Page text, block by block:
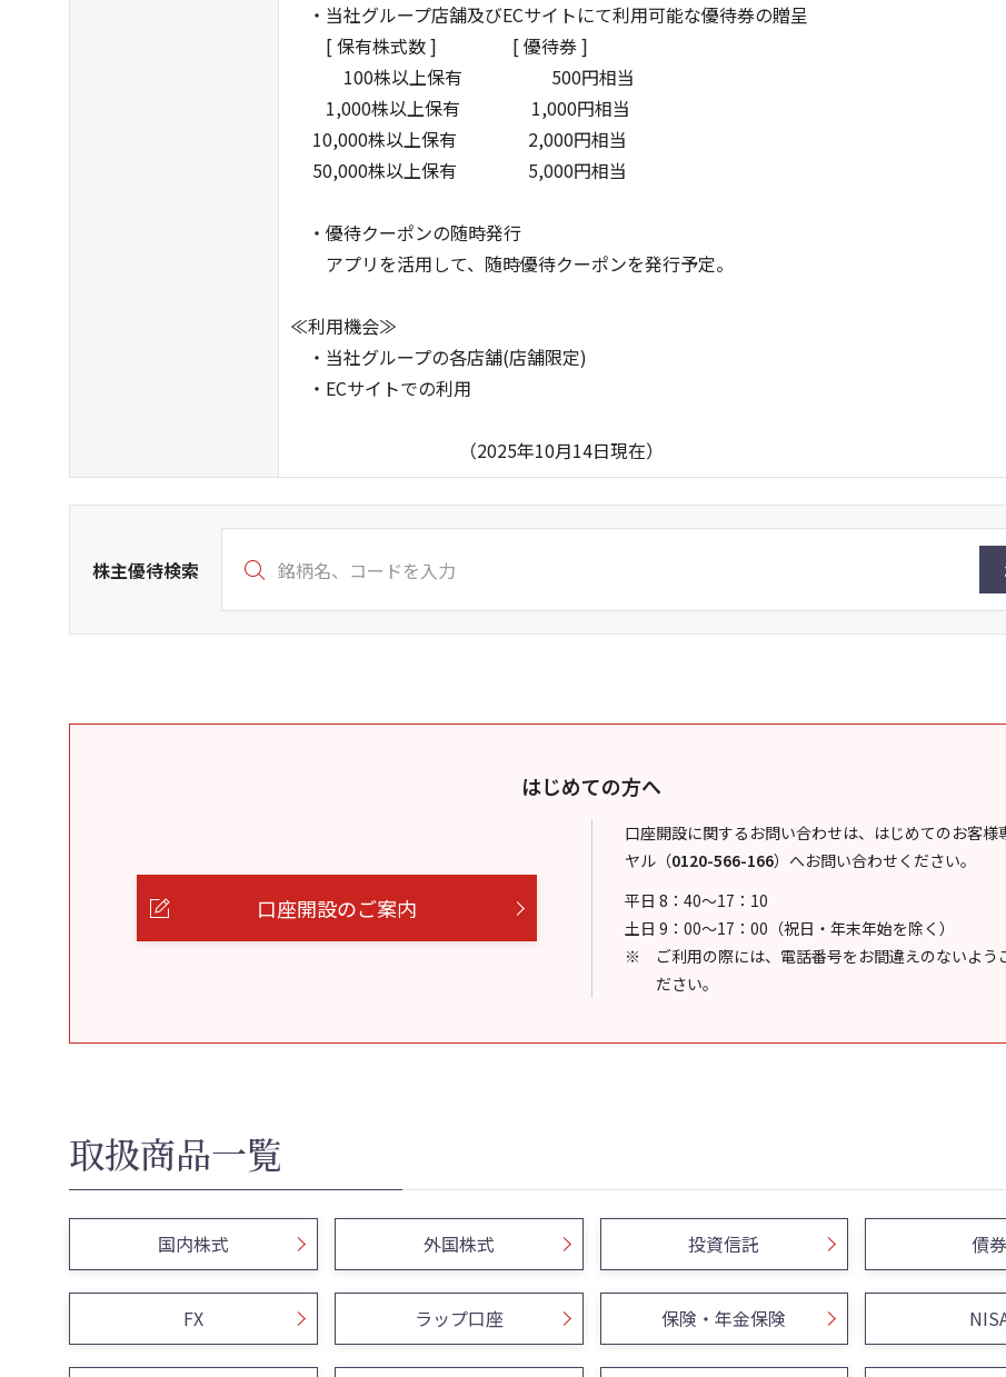
・当社グループ店舗及びECサイトにて利用可能な優待券の贈呈
[ 保有株式数 ] [ 優待券 ]
100株以上保有 500円相当
1,000株以上保有 1,000円相当
10,000株以上保有 2,000円相当
50,000株以上保有 5,000円相当
・優待クーポンの随時発行
アプリを活用して、随時優待クーポンを発行予定。
≪利用機会≫
・当社グループの各店舗(店舗限定)
・ECサイトでの利用
（2025年10月14日現在）
株主優待検索
はじめての方へ
口座開設のご案内
口座開設に関するお問い合わせは、はじめてのお客様
ヤル （0120-566-166） へお問い合わせください。
平日 8：40～17：10
土日 9：00～17：00（祝日・年末年始を除く）
ご利用の際には、電話番号をお間違えのないよう
ださい。
取扱商品一覧
国内株式 外国株式 投資信託 債券
FX ラップ口座 保険・年金保険